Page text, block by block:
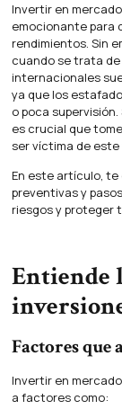
Invertir en
emocionante para
rendimientos. Sin
cuando se trata
internacionales
ya que los
o poca
es crucial que
ser víctima de
En este artículo,
preventivas y
riesgos y proteger
Entiende
Factores que
Invertir en
a factores como: